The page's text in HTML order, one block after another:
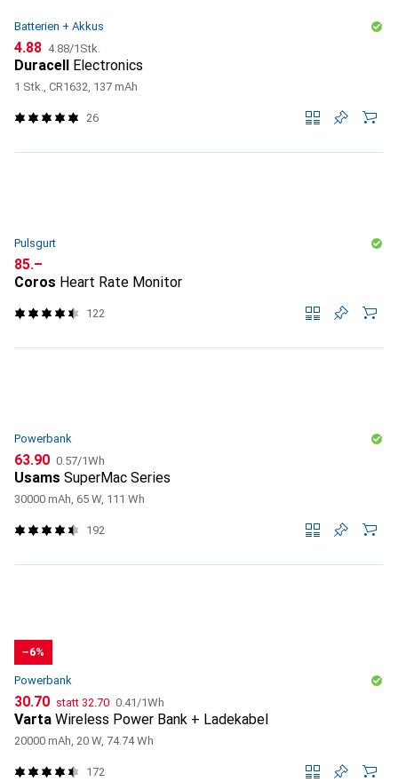
Batterien + Akkus
CHF
4.88 CHF
4.88/1Stk.
Duracell Electronics
1 Stk., CR1632, 137 mAh
26
Pulsgurt
CHF
85.–
Coros Heart Rate Monitor
122
Powerbank
CHF
63.90 CHF
0.57/1Wh
Usams SuperMac Series
30000 mAh, 65 W, 111 Wh
192
−6%
Powerbank
CHF
30.70 statt CHF
32.70 CHF
0.41/1Wh
Varta Wireless Power Bank + Ladekabel
20000 mAh, 20 W, 74.74 Wh
172